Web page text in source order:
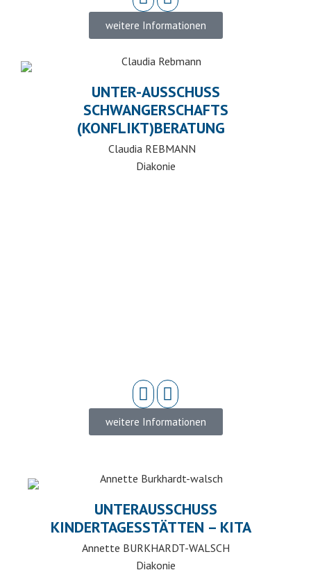
weitere Informationen
UNTER-AUSSCHUSS
SCHWANGERSCHAFTS
(KONFLIKT)BERATUNG
Claudia REBMANN
Diakonie
weitere Informationen
UNTERAUSSCHUSS
KINDERTAGESSTÄTTEN – KITA
Annette BURKHARDT-WALSCH
Diakonie